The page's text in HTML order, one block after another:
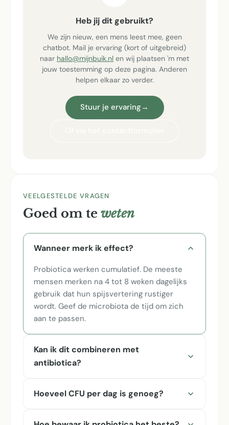
Heb jij dit gebruikt?
We zijn nieuw, een mens leest mee, geen
chatbot. Mail je ervaring (kort of uitgebreid)
naar hallo@mijnbuik.nl en wij plaatsen 'm met
jouw toestemming op deze pagina. Anderen
helpen elkaar zo verder.
Stuur je ervaring →
VEELGESTELDE VRAGEN
Goed om te weten
Wanneer merk ik effect?
Probiotica werken cumulatief. De meeste
mensen merken na 4 tot 8 weken dagelijks
gebruik dat hun spijsvertering rustiger
wordt. Geef de microbiota de tijd om zich
aan te passen.
Kan ik dit combineren met
antibiotica?
Hoeveel CFU per dag is genoeg?